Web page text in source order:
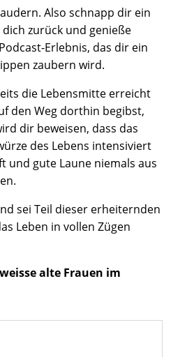
Also schnapp dir ein
dich zurück und genieße
Erlebnis, das dir ein
zaubern wird.
die Lebensmitte erreicht
den Weg dorthin begibst,
dir beweisen, dass das
des Lebens intensiviert
und gute Laune niemals aus
sei Teil dieser erheiternden
Leben in vollen Zügen
alte Frauen im